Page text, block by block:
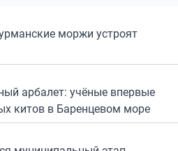
моржи устроят
арбалет: учёные впервые
китов в Баренцевом море